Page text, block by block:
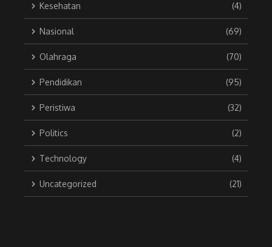
Kesehatan (4)
Nasional (69)
Olahraga (70)
Pendidikan (95)
Peristiwa (32)
Politics (2)
Technology (4)
Uncategorized (21)